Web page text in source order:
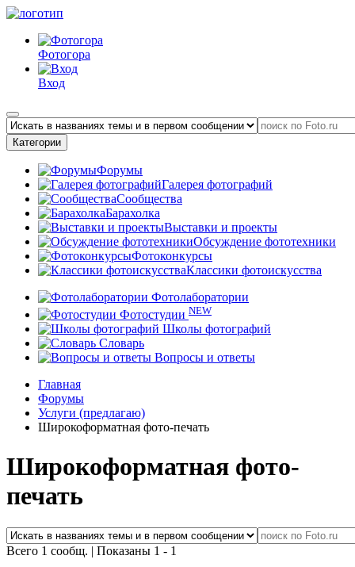
Фотогора
Вход
Категории
Форумы
Галерея фотографий
Сообщества
Барахолка
Выставки и проекты
Обсуждение фототехники
Фотоконкурсы
Классики фотоискусства
Фотолаборатории
Фотостудии NEW
Школы фотографий
Словарь
Вопросы и ответы
Главная
Форумы
Услуги (предлагаю)
Широкоформатная фото-печать
Широкоформатная фото-
печать
Всего 1 сообщ. | Показаны 1 - 1